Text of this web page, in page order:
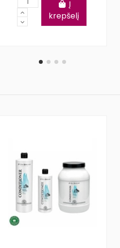
Į
krepšelį